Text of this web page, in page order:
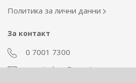
Политика за лични данни
За контакт
0 7001 7300
econt_shop@econt.com